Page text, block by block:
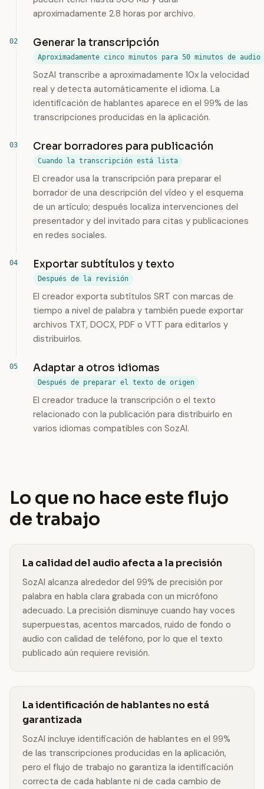
aproximadamente 2.8 horas por archivo.
Generar la transcripción
Aproximadamente cinco minutos para 50 minutos de audio
SozAI transcribe a aproximadamente 10x la velocidad
real y detecta automáticamente el idioma. La
identificación de hablantes aparece en el 99% de las
transcripciones producidas en la aplicación.
Crear borradores para publicación
Cuando la transcripción está lista
El creador usa la transcripción para preparar el
borrador de una descripción del vídeo y el esquema
de un artículo; después localiza intervenciones del
presentador y del invitado para citas y publicaciones
en redes sociales.
Exportar subtítulos y texto
Después de la revisión
El creador exporta subtítulos SRT con marcas de
tiempo a nivel de palabra y también puede exportar
archivos TXT, DOCX, PDF o VTT para editarlos y
distribuirlos.
Adaptar a otros idiomas
Después de preparar el texto de origen
El creador traduce la transcripción o el texto
relacionado con la publicación para distribuirlo en
varios idiomas compatibles con SozAI.
Lo que no hace este flujo
de trabajo
La calidad del audio afecta a la precisión
SozAI alcanza alrededor del 99% de precisión por
palabra en habla clara grabada con un micrófono
adecuado. La precisión disminuye cuando hay voces
superpuestas, acentos marcados, ruido de fondo o
audio con calidad de teléfono, por lo que el texto
publicado aún requiere revisión.
La identificación de hablantes no está
garantizada
SozAI incluye identificación de hablantes en el 99%
de las transcripciones producidas en la aplicación,
pero el flujo de trabajo no garantiza la identificación
correcta de cada hablante ni de cada cambio de